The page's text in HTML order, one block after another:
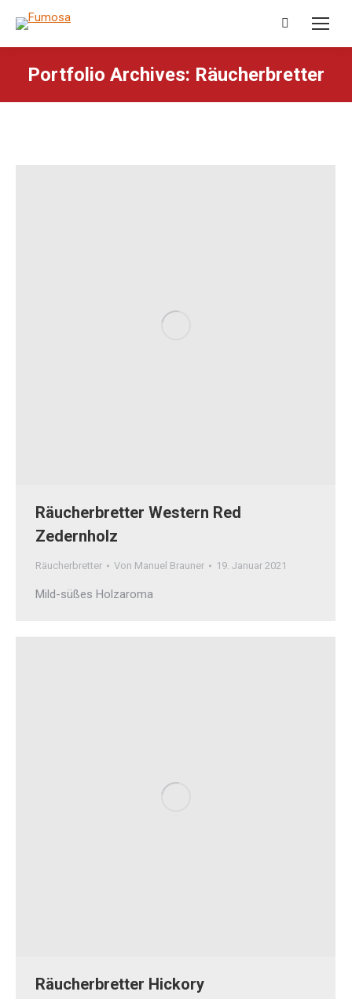
Search:
Portfolio Archives: Räucherbretter
Räucherbretter Western Red
Zedernholz
Räucherbretter Von Manuel Brauner 19. Januar 2021
Mild-süßes Holzaroma
Räucherbretter Hickory